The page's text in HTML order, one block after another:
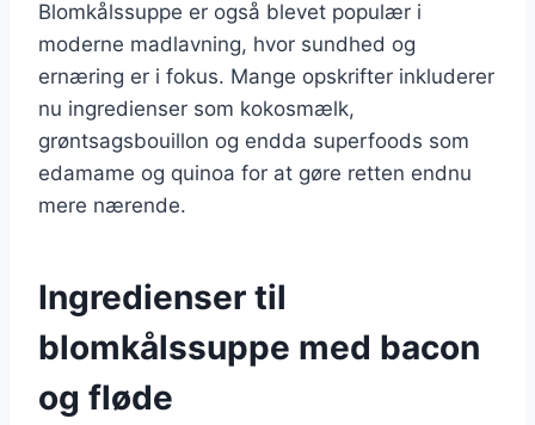
Blomkålssuppe er også blevet populær i
moderne madlavning, hvor sundhed og
ernæring er i fokus. Mange opskrifter inkluderer
nu ingredienser som kokosmælk,
grøntsagsbouillon og endda superfoods som
edamame og quinoa for at gøre retten endnu
mere nærende.
Ingredienser til
blomkålssuppe med bacon
og fløde